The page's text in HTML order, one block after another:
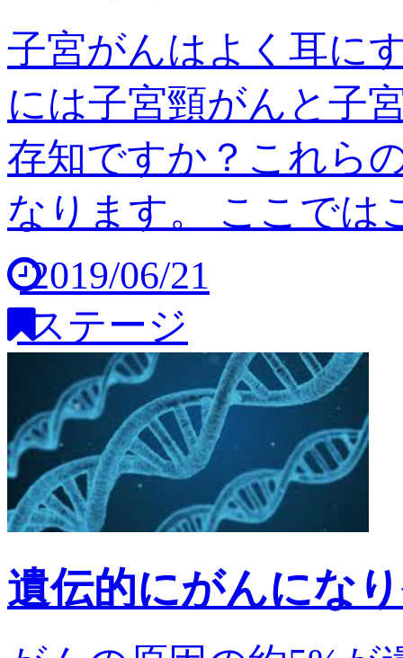
子宮がんはよく耳に
には子宮頸がんと子
存知ですか？これら
なります。 ここでは
2019/06/21
ステージ
遺伝的にがんにな